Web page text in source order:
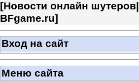
[Новости онлайн шутеров|
BFgame.ru]
Вход на сайт
Меню сайта